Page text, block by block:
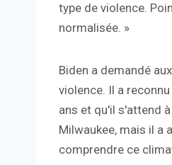
type de violence.
normalisée. »
Biden a demandé
violence. Il a
ans et qu'il s'attend
Milwaukee, mais il a
comprendre ce